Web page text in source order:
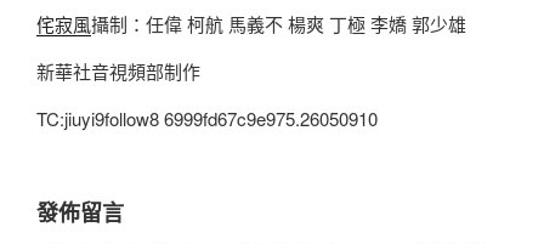
侘寂風攝制：任偉 柯航 馬義不 楊爽 丁極 李嬌 郭少雄
新華社音視頻部制作
TC:jiuyi9follow8 6999fd67c9e975.26050910
發佈留言